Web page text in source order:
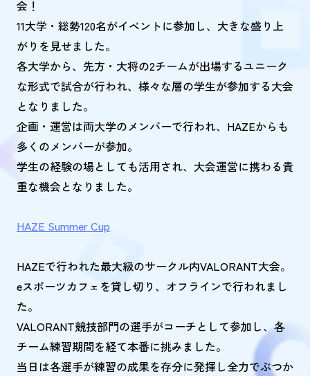
会！
11大学・総勢120名がイベントに参加し、大きな盛り上
がりを見せました。
各大学から、先方・大将の2チームが出場するユニーク
な形式で試合が行われ、様々な層の学生が参加する大会
となりました。
企画・運営は両大学のメンバーで行われ、HAZEからも
多くのメンバーが参加。
学生の経験の場としても活用され、大会運営に携わる貴
重な機会となりました。
HAZE Summer Cup
HAZEで行われた最大級のサークル内VALORANT大会。
eスポーツカフェを貸し切り、オフラインで行われまし
た。
VALORANT競技部門の選手がコーチとして参加し、各
チーム練習期間を経て本番に挑みました。
当日は各選手が練習の成果を存分に発揮し全力でぶつか